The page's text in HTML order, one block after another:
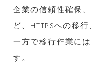
企業の信頼性確保
ど、HTTPSへの移
一方で移行作業に
す。